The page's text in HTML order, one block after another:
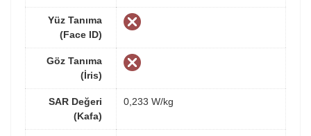
Yüz Tanıma
(Face ID)
Göz Tanıma
(İris)
SAR Değeri
(Kafa)
0,233 W/kg